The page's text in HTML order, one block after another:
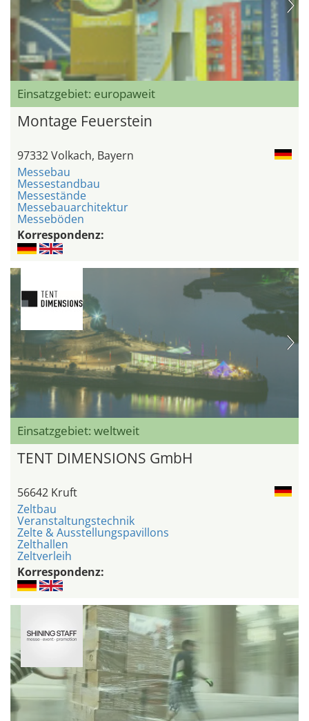
Einsatzgebiet: europaweit
Montage Feuerstein
97332 Volkach, Bayern
Messebau
Messestandbau
Messestände
Messebauarchitektur
Messeböden
Korrespondenz:
Einsatzgebiet: weltweit
TENT DIMENSIONS GmbH
56642 Kruft
Zeltbau
Veranstaltungstechnik
Zelte & Ausstellungspavillons
Zelthallen
Zeltverleih
Korrespondenz: